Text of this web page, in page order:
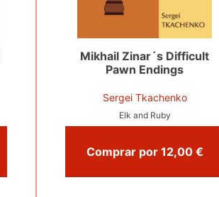
Mikhail Zinar´s Difficult
Pawn Endings
Sergei Tkachenko
Elk and Ruby
Comprar por 12,00 €